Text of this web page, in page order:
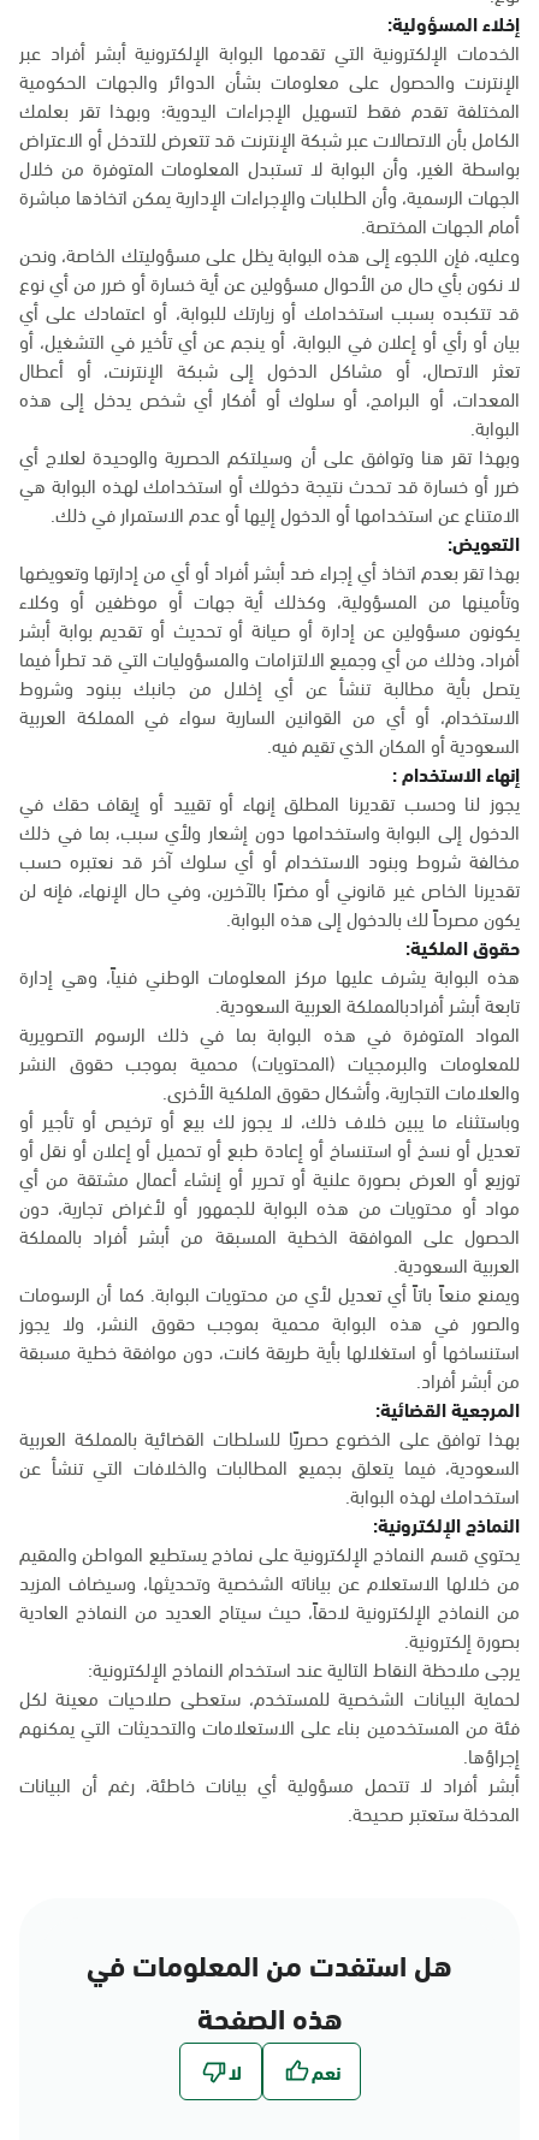
إخلاء المسؤولية:
الخدمات الإلكترونية التي تقدمها البوابة الإلكترونية أبشر أفراد عبر
الإنترنت والحصول على معلومات بشأن الدوائر والجهات الحكومية
المختلفة تقدم فقط لتسهيل الإجراءات اليدوية؛ وبهذا تقر بعلمك
الكامل بأن الاتصالات عبر شبكة الإنترنت قد تتعرض للتدخل أو الاعتراض
بواسطة الغير، وأن البوابة لا تستبدل المعلومات المتوفرة من خلال
الجهات الرسمية، وأن الطلبات والإجراءات الإدارية يمكن اتخاذها مباشرة
أمام الجهات المختصة.
وعليه، فإن اللجوء إلى هذه البوابة يظل على مسؤوليتك الخاصة، ونحن
لا نكون بأي حال من الأحوال مسؤولين عن أية خسارة أو ضرر من أي نوع
قد تتكبده بسبب استخدامك أو زيارتك للبوابة، أو اعتمادك على أي
بيان أو رأي أو إعلان في البوابة، أو ينجم عن أي تأخير في التشغيل، أو
تعثر الاتصال، أو مشاكل الدخول إلى شبكة الإنترنت، أو أعطال
المعدات، أو البرامج، أو سلوك أو أفكار أي شخص يدخل إلى هذه
البوابة.
وبهذا تقر هنا وتوافق على أن وسيلتكم الحصرية والوحيدة لعلاج أي
ضرر أو خسارة قد تحدث نتيجة دخولك أو استخدامك لهذه البوابة هي
الامتناع عن استخدامها أو الدخول إليها أو عدم الاستمرار في ذلك.
التعويض:
بهذا تقر بعدم اتخاذ أي إجراء ضد أبشر أفراد أو أي من إدارتها وتعويضها
وتأمينها من المسؤولية، وكذلك أية جهات أو موظفين أو وكلاء
يكونون مسؤولين عن إدارة أو صيانة أو تحديث أو تقديم بوابة أبشر
أفراد، وذلك من أي وجميع الالتزامات والمسؤوليات التي قد تطرأ فيما
يتصل بأية مطالبة تنشأ عن أي إخلال من جانبك ببنود وشروط
الاستخدام، أو أي من القوانين السارية سواء في المملكة العربية
السعودية أو المكان الذي تقيم فيه.
إنهاء الاستخدام :
يجوز لنا وحسب تقديرنا المطلق إنهاء أو تقييد أو إيقاف حقك في
الدخول إلى البوابة واستخدامها دون إشعار ولأي سبب، بما في ذلك
مخالفة شروط وبنود الاستخدام أو أي سلوك آخر قد نعتبره حسب
تقديرنا الخاص غير قانوني أو مضرًا بالآخرين، وفي حال الإنهاء، فإنه لن
يكون مصرحاً لك بالدخول إلى هذه البوابة.
حقوق الملكية:
هذه البوابة يشرف عليها مركز المعلومات الوطني فنياً، وهي إدارة
تابعة أبشر أفرادبالمملكة العربية السعودية.
المواد المتوفرة في هذه البوابة بما في ذلك الرسوم التصويرية
للمعلومات والبرمجيات (المحتويات) محمية بموجب حقوق النشر
والعلامات التجارية، وأشكال حقوق الملكية الأخرى.
وباستثناء ما يبين خلاف ذلك، لا يجوز لك بيع أو ترخيص أو تأجير أو
تعديل أو نسخ أو استنساخ أو إعادة طبع أو تحميل أو إعلان أو نقل أو
توزيع أو العرض بصورة علنية أو تحرير أو إنشاء أعمال مشتقة من أي
مواد أو محتويات من هذه البوابة للجمهور أو لأغراض تجارية، دون
الحصول على الموافقة الخطية المسبقة من أبشر أفراد بالمملكة
العربية السعودية.
ويمنع منعاً باتاً أي تعديل لأي من محتويات البوابة. كما أن الرسومات
والصور في هذه البوابة محمية بموجب حقوق النشر، ولا يجوز
استنساخها أو استغلالها بأية طريقة كانت، دون موافقة خطية مسبقة
من أبشر أفراد.
المرجعية القضائية:
بهذا توافق على الخضوع حصريًا للسلطات القضائية بالمملكة العربية
السعودية، فيما يتعلق بجميع المطالبات والخلافات التي تنشأ عن
استخدامك لهذه البوابة.
النماذج الإلكترونية:
يحتوي قسم النماذج الإلكترونية على نماذج يستطيع المواطن والمقيم
من خلالها الاستعلام عن بياناته الشخصية وتحديثها، وسيضاف المزيد
من النماذج الإلكترونية لاحقاً، حيث سيتاح العديد من النماذج العادية
بصورة إلكترونية.
يرجى ملاحظة النقاط التالية عند استخدام النماذج الإلكترونية:
لحماية البيانات الشخصية للمستخدم، ستعطى صلاحيات معينة لكل
فئة من المستخدمين بناء على الاستعلامات والتحديثات التي يمكنهم
إجراؤها.
أبشر أفراد لا تتحمل مسؤولية أي بيانات خاطئة، رغم أن البيانات
المدخلة ستعتبر صحيحة.
هل استفدت من المعلومات في
هذه الصفحة